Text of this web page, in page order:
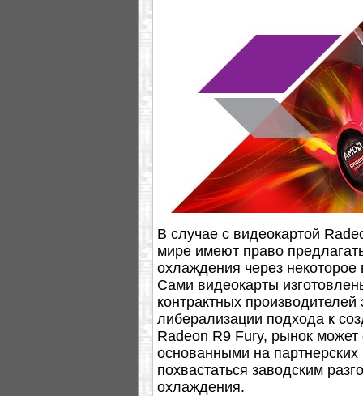
В случае с видеокартой
мире имеют право
охлаждения через
Сами видеокарты
контрактных
либерализации подхода к
Radeon R9 Fury, рынок
основанными на партнерских
похвастаться заводским
охлаждения.